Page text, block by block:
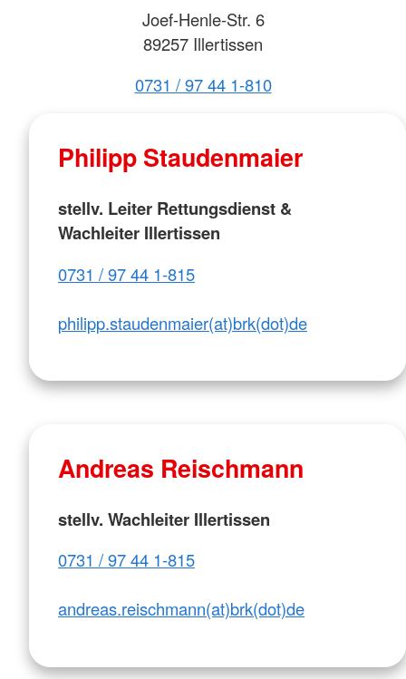
Joef-Henle-Str. 6
89257 Illertissen
0731 / 97 44 1-810
Philipp Staudenmaier
stellv. Leiter Rettungsdienst &
Wachleiter Illertissen
0731 / 97 44 1-815
philipp.staudenmaier(at)brk(dot)de
Andreas Reischmann
stellv. Wachleiter Illertissen
0731 / 97 44 1-815
andreas.reischmann(at)brk(dot)de